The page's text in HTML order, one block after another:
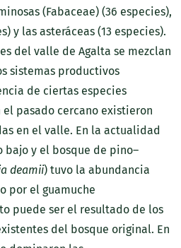
(Fabaceae) (36 especies),
y las asteráceas (13 especies).
del valle de Agalta se mezclan
sistemas productivos
de ciertas especies
pasado cercano existieron
en el valle. En la actualidad
bajo y el bosque de pino–
deamii) tuvo la abundancia
por el guamuche
puede ser el resultado de los
del bosque original. En